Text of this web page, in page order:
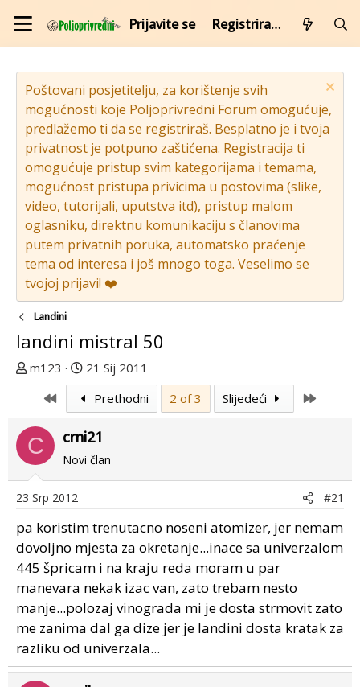
Prijavite se Registrirajte se
Poštovani posjetitelju, za korištenje svih
mogućnosti koje Poljoprivredni Forum omogućuje,
predlažemo ti da se registriraš. Besplatno je i tvoja
privatnost je potpuno zaštićena. Registracija ti
omogućuje pristup svim kategorijama i temama,
mogućnost pristupa privicima u postovima (slike,
video, tutorijali, uputstva itd), pristup malom
oglasniku, direktnu komunikaciju s članovima
putem privatnih poruka, automatsko praćenje
tema od interesa i još mnogo toga. Veselimo se
tvojoj prijavi! ❤️
Landini
landini mistral 50
T
u
p
o
r
e
n
u
o
m123
D
a
u
m
p
o
g
p
o
t
a
21 Sij 2011
First
Prethodni 2 of 3 Slijedeći
C crni21
Novi član
23 Srp 2012 #21
pa koristim trenutacno noseni atomizer, jer nemam
dovoljno mjesta za okretanje...inace sa univerzalom
445 špricam i na kraju reda moram u par
manevara nekak izac van, zato trebam nesto
manje...polozaj vinograda mi je dosta strmovit zato
me zanima dal ga dize jer je landini dosta kratak za
razliku od univerzala...